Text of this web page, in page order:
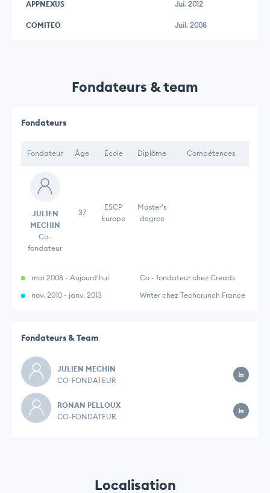
APPNEXUS Jui. 2012
COMITEO Juil. 2008
Fondateurs & team
Fondateurs
Fondateur Âge École Diplôme Compétences
JULIEN
MECHIN
Co-
fondateur
37
ESCP
Europe
Master's
degree
mai 2008 - Aujourd'hui
Co - fondateur chez Creads
nov. 2010 - janv. 2013
Writer chez Techcrunch France
Fondateurs & Team
JULIEN MECHIN
CO-FONDATEUR
RONAN PELLOUX
CO-FONDATEUR
Localisation